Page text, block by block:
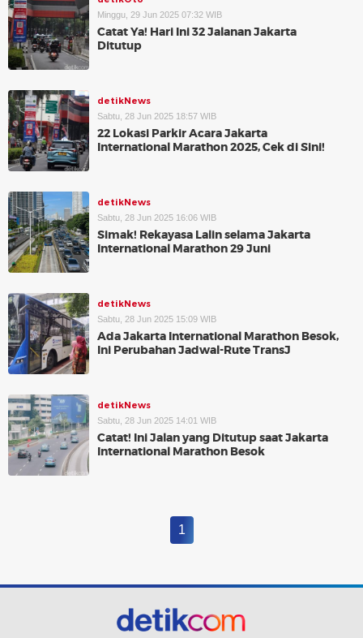
Minggu, 29 Jun 2025 07:32 WIB
Catat Ya! Hari Ini 32 Jalanan Jakarta
Ditutup
detikNews
Sabtu, 28 Jun 2025 18:57 WIB
22 Lokasi Parkir Acara Jakarta
International Marathon 2025, Cek di Sini!
detikNews
Sabtu, 28 Jun 2025 16:06 WIB
Simak! Rekayasa Lalin selama Jakarta
International Marathon 29 Juni
detikNews
Sabtu, 28 Jun 2025 15:09 WIB
Ada Jakarta International Marathon Besok,
Ini Perubahan Jadwal-Rute TransJ
detikNews
Sabtu, 28 Jun 2025 14:01 WIB
Catat! Ini Jalan yang Ditutup saat Jakarta
International Marathon Besok
1